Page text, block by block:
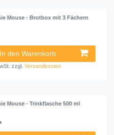
Mouse - Brotbox mit 3 Fächern
In den Warenkorb
zzgl.Versandkosten
Mouse - Trinkflasche 500 ml